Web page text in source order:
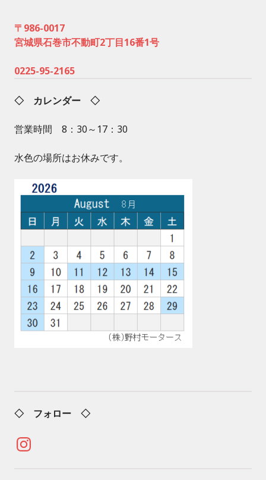
〒986-0017
宮城県石巻市不動町2丁目16番1号
0225-95-2165
◇ カレンダー ◇
営業時間 8：30～17：30
水色の場所はお休みです。
◇ フォロー ◇
Instagram